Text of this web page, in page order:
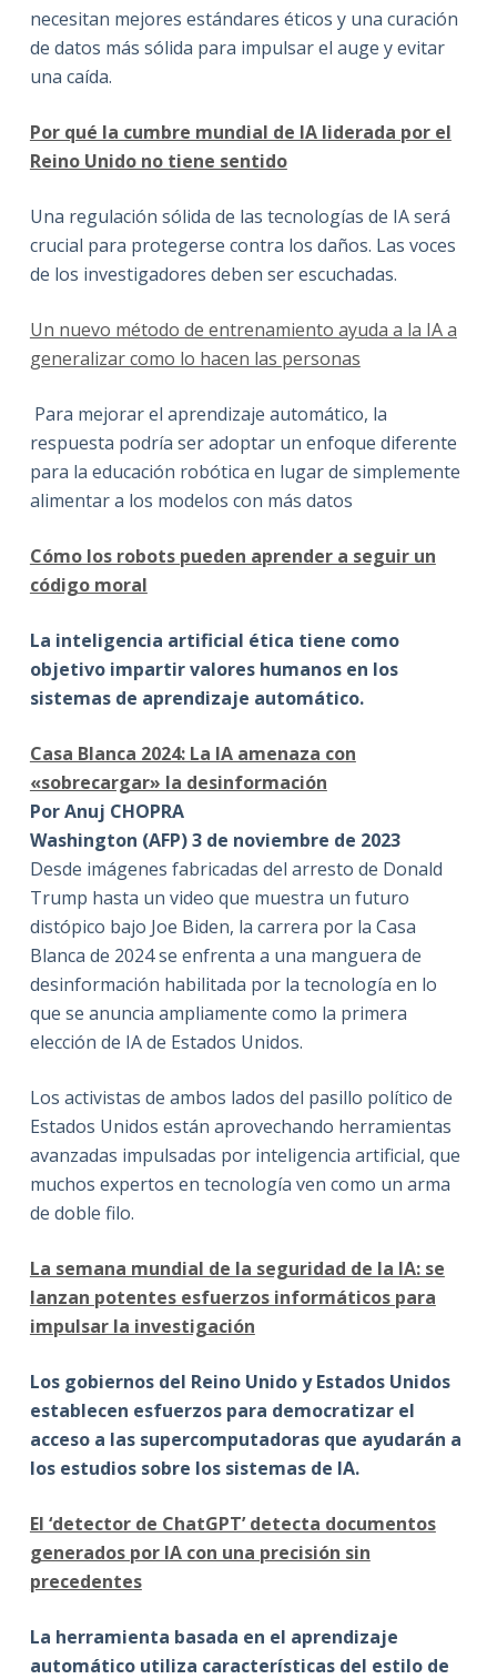
necesitan mejores estándares éticos y una curación
de datos más sólida para impulsar el auge y evitar
una caída.
Por qué la cumbre mundial de IA liderada por el
Reino Unido no tiene sentido
Una regulación sólida de las tecnologías de IA será
crucial para protegerse contra los daños. Las voces
de los investigadores deben ser escuchadas.
Un nuevo método de entrenamiento ayuda a la IA a
generalizar como lo hacen las personas
Para mejorar el aprendizaje automático, la
respuesta podría ser adoptar un enfoque diferente
para la educación robótica en lugar de simplemente
alimentar a los modelos con más datos
Cómo los robots pueden aprender a seguir un
código moral
La inteligencia artificial ética tiene como
objetivo impartir valores humanos en los
sistemas de aprendizaje automático.
Casa Blanca 2024: La IA amenaza con
«sobrecargar» la desinformación
Por Anuj CHOPRA
Washington (AFP) 3 de noviembre de 2023
Desde imágenes fabricadas del arresto de Donald
Trump hasta un video que muestra un futuro
distópico bajo Joe Biden, la carrera por la Casa
Blanca de 2024 se enfrenta a una manguera de
desinformación habilitada por la tecnología en lo
que se anuncia ampliamente como la primera
elección de IA de Estados Unidos.
Los activistas de ambos lados del pasillo político de
Estados Unidos están aprovechando herramientas
avanzadas impulsadas por inteligencia artificial, que
muchos expertos en tecnología ven como un arma
de doble filo.
La semana mundial de la seguridad de la IA: se
lanzan potentes esfuerzos informáticos para
impulsar la investigación
Los gobiernos del Reino Unido y Estados Unidos
establecen esfuerzos para democratizar el
acceso a las supercomputadoras que ayudarán a
los estudios sobre los sistemas de IA.
El ‘detector de ChatGPT’ detecta documentos
generados por IA con una precisión sin
precedentes
La herramienta basada en el aprendizaje
automático utiliza características del estilo de